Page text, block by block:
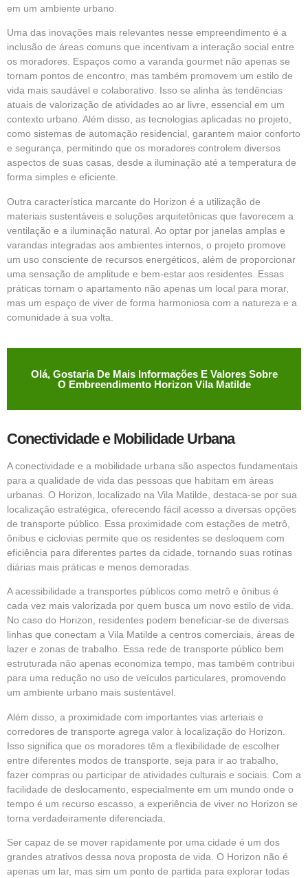
em um ambiente urbano.
Uma das inovações mais relevantes nesse empreendimento é a
inclusão de áreas comuns que incentivam a interação social entre
os moradores. Espaços como a varanda gourmet não apenas se
tornam pontos de encontro, mas também promovem um estilo de
vida mais saudável e colaborativo. Isso se alinha às tendências
atuais de valorização de atividades ao ar livre, essencial em um
contexto urbano. Além disso, as tecnologias aplicadas no projeto,
como sistemas de automação residencial, garantem maior conforto
e segurança, permitindo que os moradores controlem diversos
aspectos de suas casas, desde a iluminação até a temperatura de
forma simples e eficiente.
Outra característica marcante do Horizon é a utilização de
materiais sustentáveis e soluções arquitetônicas que favorecem a
ventilação e a iluminação natural. Ao optar por janelas amplas e
varandas integradas aos ambientes internos, o projeto promove
um uso consciente de recursos energéticos, além de proporcionar
uma sensação de amplitude e bem-estar aos residentes. Essas
práticas tornam o apartamento não apenas um local para morar,
mas um espaço de viver de forma harmoniosa com a natureza e a
comunidade à sua volta.
Olá, Gostaria De Mais Informações E Valores Sobre
O Embreendimento Horizon Vila Matilde
Conectividade e Mobilidade Urbana
A conectividade e a mobilidade urbana são aspectos fundamentais
para a qualidade de vida das pessoas que habitam em áreas
urbanas. O Horizon, localizado na Vila Matilde, destaca-se por sua
localização estratégica, oferecendo fácil acesso a diversas opções
de transporte público. Essa proximidade com estações de metrô,
ônibus e ciclovias permite que os residentes se desloquem com
eficiência para diferentes partes da cidade, tornando suas rotinas
diárias mais práticas e menos demoradas.
A acessibilidade a transportes públicos como metrô e ônibus é
cada vez mais valorizada por quem busca um novo estilo de vida.
No caso do Horizon, residentes podem beneficiar-se de diversas
linhas que conectam a Vila Matilde a centros comerciais, áreas de
lazer e zonas de trabalho. Essa rede de transporte público bem
estruturada não apenas economiza tempo, mas também contribui
para uma redução no uso de veículos particulares, promovendo
um ambiente urbano mais sustentável.
Além disso, a proximidade com importantes vias arteriais e
corredores de transporte agrega valor à localização do Horizon.
Isso significa que os moradores têm a flexibilidade de escolher
entre diferentes modos de transporte, seja para ir ao trabalho,
fazer compras ou participar de atividades culturais e sociais. Com a
facilidade de deslocamento, especialmente em um mundo onde o
tempo é um recurso escasso, a experiência de viver no Horizon se
torna verdadeiramente diferenciada.
Ser capaz de se mover rapidamente por uma cidade é um dos
grandes atrativos dessa nova proposta de vida. O Horizon não é
apenas um lar, mas sim um ponto de partida para explorar todas